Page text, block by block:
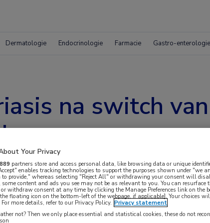
Dermatologie Endocrinologie Farmacie Gastro-enterologie
na switch
op secukinumab of ixekizumab gaf een
Your Privacy
889 partners store and access personal data, like browsing data or unique
enables tracking technologies to support the purposes shown under "we
to provide," whereas selecting "Reject All" or withdrawing your consent will
some content and ads you see may not be as relevant to you. You can resurface
or withdraw consent at any time by clicking the Manage Preferences link on the
floating icon on the bottom-left of the webpage, if applicable]. Your choices
more details, refer to our Privacy Policy. Privacy statement
not? Then we only place essential and statistical cookies, these do not